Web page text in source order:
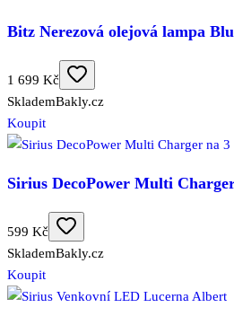
Bitz Nerezová olejová lampa
1 699 Kč
SklademBakly.cz
Koupit
Sirius DecoPower Multi
599 Kč
SklademBakly.cz
Koupit